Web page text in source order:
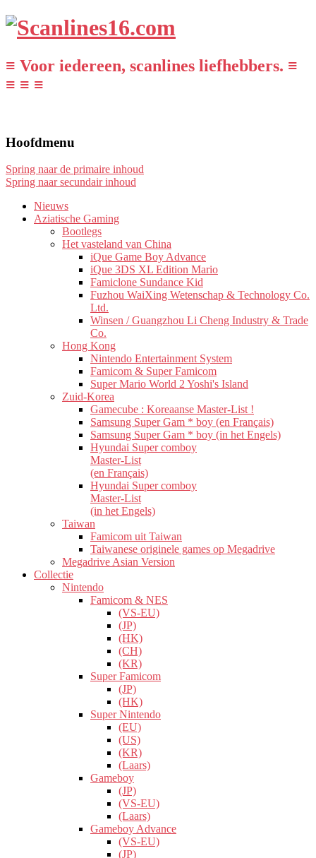
≡ Voor iedereen, scanlines liefhebbers. ≡
≡ ≡ ≡
Hoofdmenu
Spring naar de primaire inhoud
Spring naar secundair inhoud
Nieuws
Aziatische Gaming
Bootlegs
Het vasteland van China
iQue Game Boy Advance
iQue 3DS XL Edition Mario
Famiclone Sundance Kid
Fuzhou WaiXing Wetenschap & Technology Co.
Ltd.
Winsen / Guangzhou Li Cheng Industry & Trade
Co.
Hong Kong
Nintendo Entertainment System
Famicom & Super Famicom
Super Mario World 2 Yoshi's Island
Zuid-Korea
Gamecube : Koreaanse Master-List !
Samsung Super Gam * boy (en Français)
Samsung Super Gam * boy (in het Engels)
Hyundai Super comboy
Master-List
(en Français)
Hyundai Super comboy
Master-List
(in het Engels)
Taiwan
Famicom uit Taiwan
Taiwanese originele games op Megadrive
Megadrive Asian Version
Collectie
Nintendo
Famicom & NES
(VS-EU)
(JP)
(HK)
(CH)
(KR)
Super Famicom
(JP)
(HK)
Super Nintendo
(EU)
(US)
(KR)
(Laars)
Gameboy
(JP)
(VS-EU)
(Laars)
Gameboy Advance
(VS-EU)
(JP)